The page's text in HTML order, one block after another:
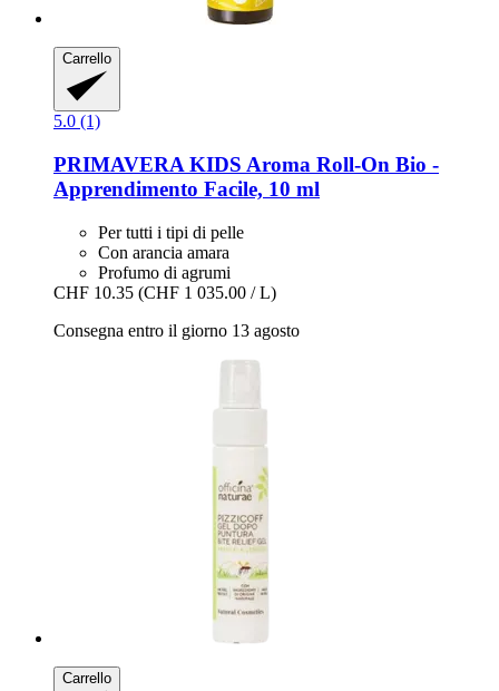
Carrello
5.0 (1)
PRIMAVERA KIDS Aroma Roll-​On Bio -​
Apprendimento Facile, 10 ml
Per tutti i tipi di pelle
Con arancia amara
Profumo di agrumi
CHF 10.35 (CHF 1 035.00 / L)
Consegna entro il giorno 13 agosto
Carrello